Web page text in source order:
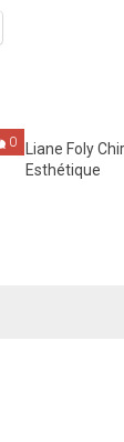
0
Liane Foly
Esthétique